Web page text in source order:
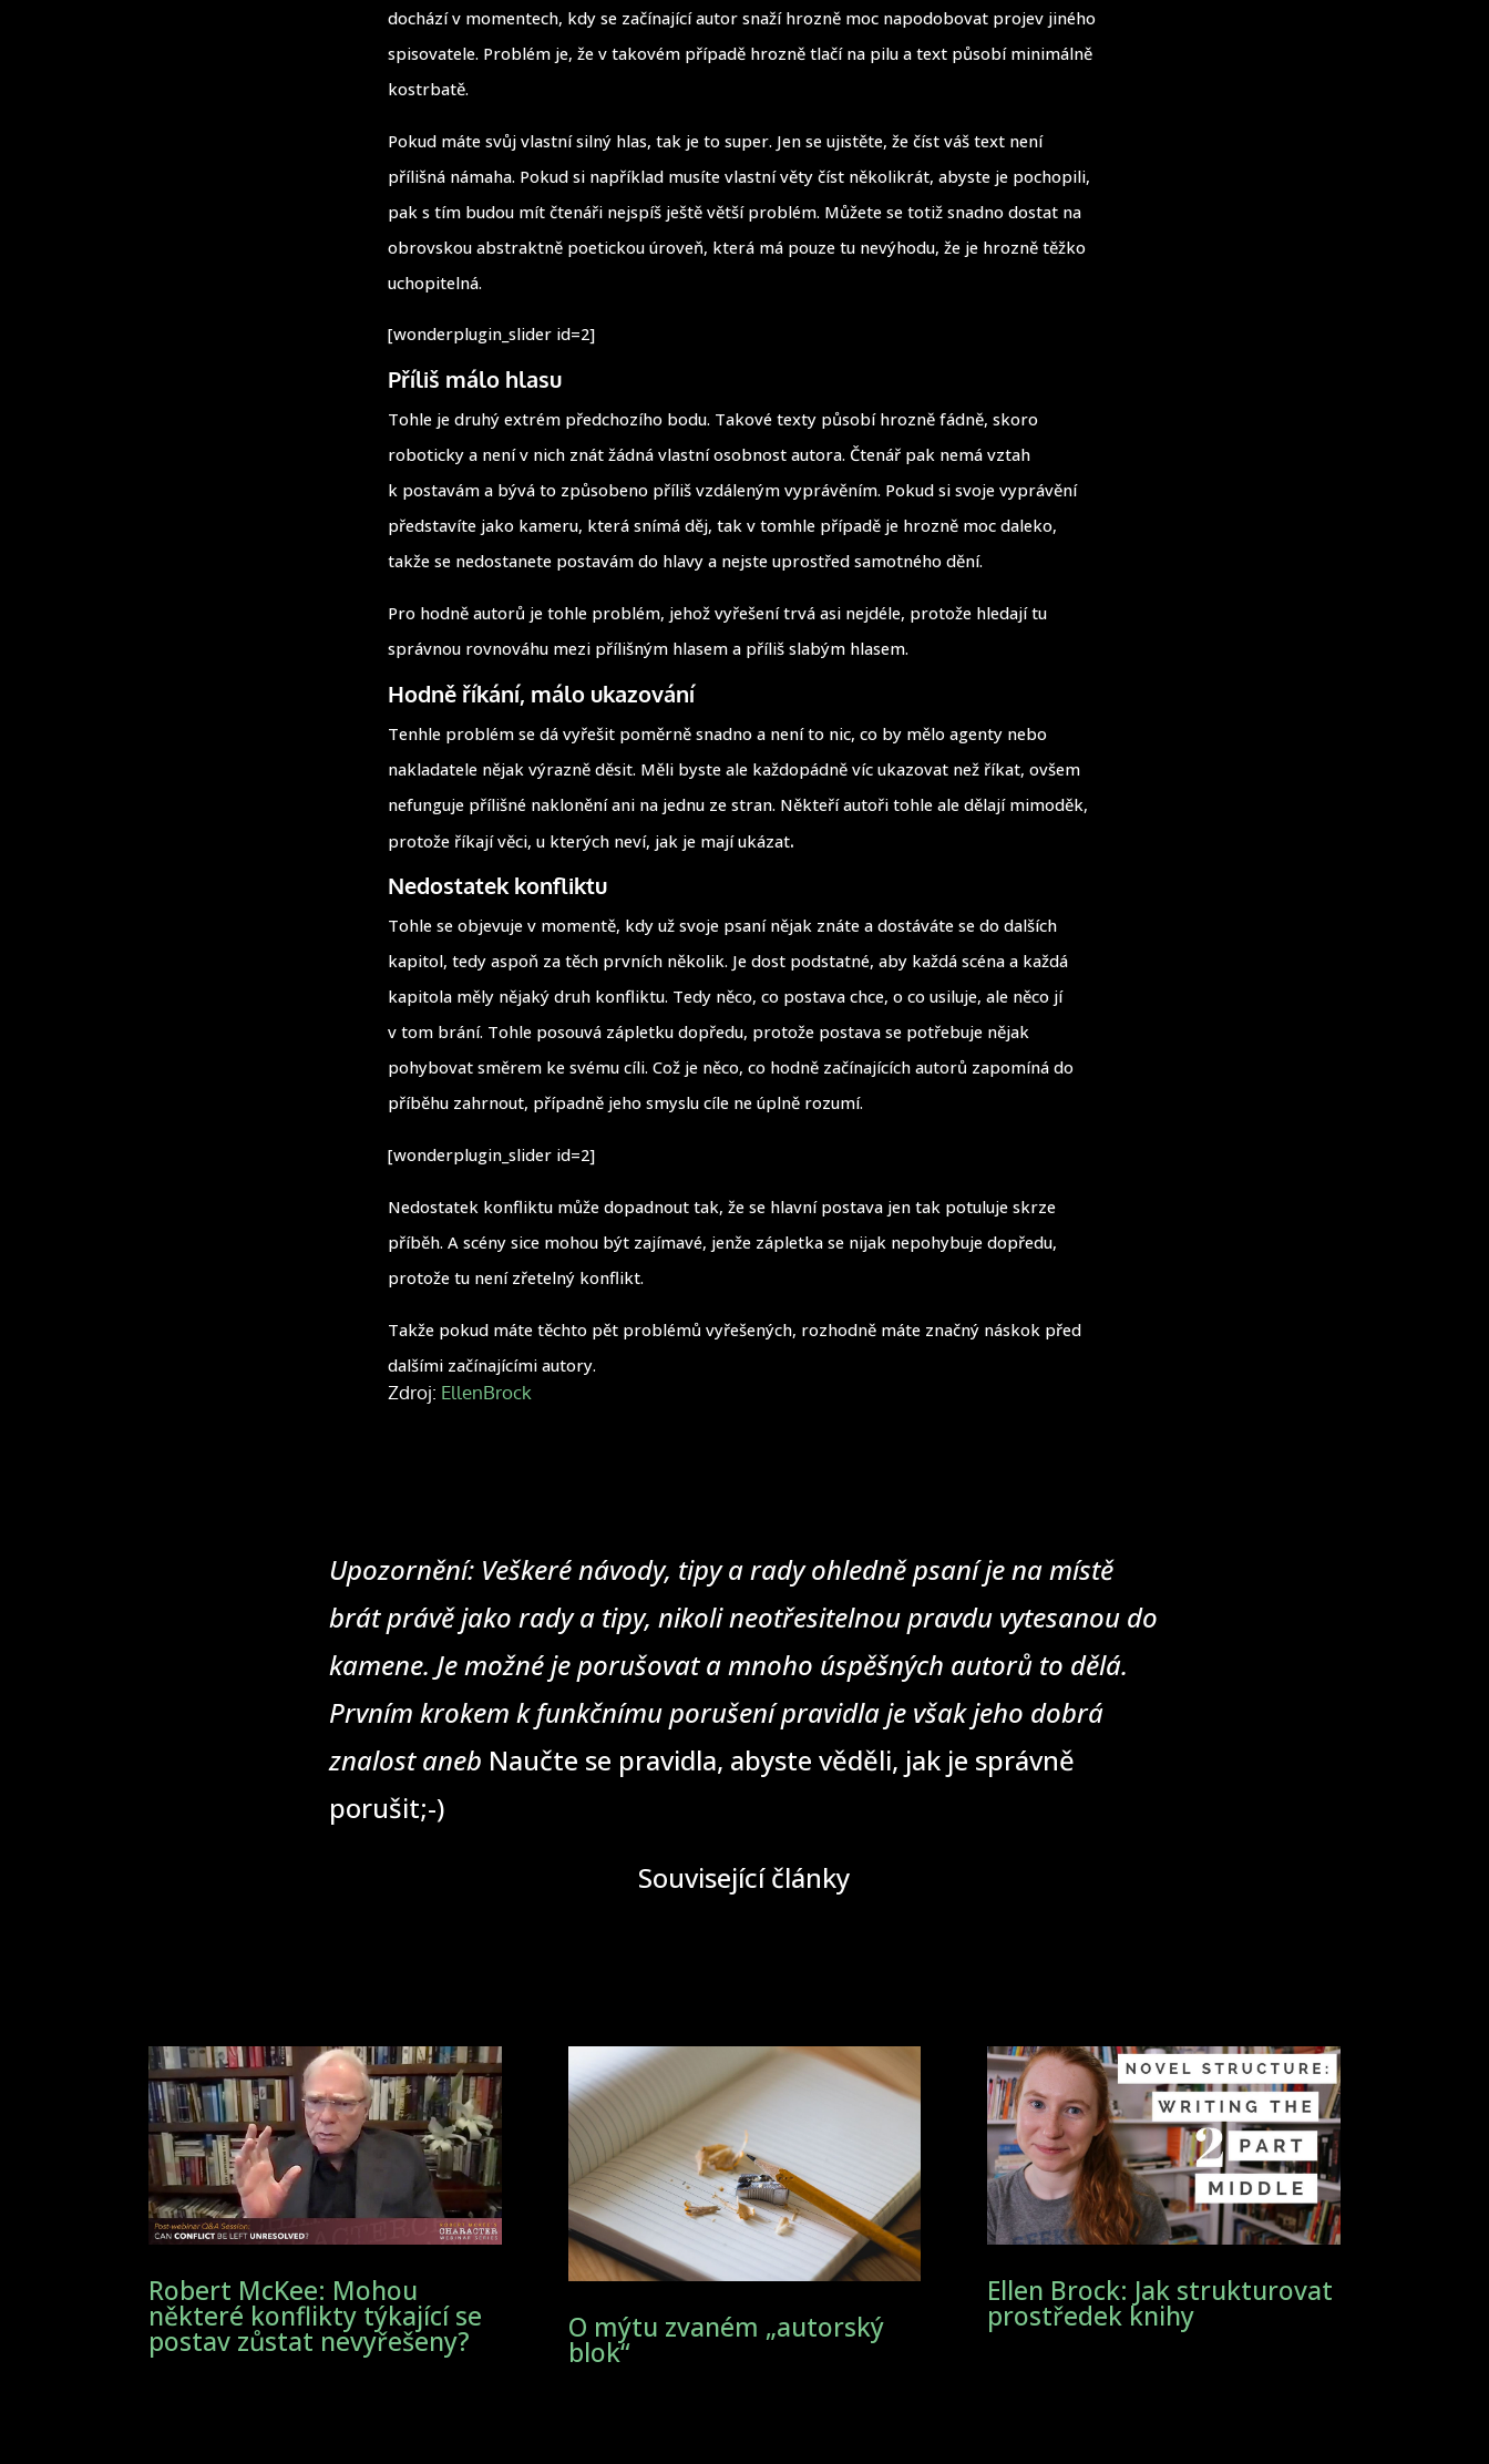
dochází v momentech, kdy se začínající autor snaží hrozně moc napodobovat projev jiného
spisovatele. Problém je, že v takovém případě hrozně tlačí na pilu a text působí minimálně
kostrbatě.
Pokud máte svůj vlastní silný hlas, tak je to super. Jen se ujistěte, že číst váš text není
přílišná námaha. Pokud si například musíte vlastní věty číst několikrát, abyste je pochopili,
pak s tím budou mít čtenáři nejspíš ještě větší problém. Můžete se totiž snadno dostat na
obrovskou abstraktně poetickou úroveň, která má pouze tu nevýhodu, že je hrozně těžko
uchopitelná.
[wonderplugin_slider id=2]
Příliš málo hlasu
Tohle je druhý extrém předchozího bodu. Takové texty působí hrozně fádně, skoro
roboticky a není v nich znát žádná vlastní osobnost autora. Čtenář pak nemá vztah
k postavám a bývá to způsobeno příliš vzdáleným vyprávěním. Pokud si svoje vyprávění
představíte jako kameru, která snímá děj, tak v tomhle případě je hrozně moc daleko,
takže se nedostanete postavám do hlavy a nejste uprostřed samotného dění.
Pro hodně autorů je tohle problém, jehož vyřešení trvá asi nejdéle, protože hledají tu
správnou rovnováhu mezi přílišným hlasem a příliš slabým hlasem.
Hodně říkání, málo ukazování
Tenhle problém se dá vyřešit poměrně snadno a není to nic, co by mělo agenty nebo
nakladatele nějak výrazně děsit. Měli byste ale každopádně víc ukazovat než říkat, ovšem
nefunguje přílišné naklonění ani na jednu ze stran. Někteří autoři tohle ale dělají mimoděk,
protože říkají věci, u kterých neví, jak je mají ukázat.
Nedostatek konfliktu
Tohle se objevuje v momentě, kdy už svoje psaní nějak znáte a dostáváte se do dalších
kapitol, tedy aspoň za těch prvních několik. Je dost podstatné, aby každá scéna a každá
kapitola měly nějaký druh konfliktu. Tedy něco, co postava chce, o co usiluje, ale něco jí
v tom brání. Tohle posouvá zápletku dopředu, protože postava se potřebuje nějak
pohybovat směrem ke svému cíli. Což je něco, co hodně začínajících autorů zapomíná do
příběhu zahrnout, případně jeho smyslu cíle ne úplně rozumí.
[wonderplugin_slider id=2]
Nedostatek konfliktu může dopadnout tak, že se hlavní postava jen tak potuluje skrze
příběh. A scény sice mohou být zajímavé, jenže zápletka se nijak nepohybuje dopředu,
protože tu není zřetelný konflikt.
Takže pokud máte těchto pět problémů vyřešených, rozhodně máte značný náskok před
dalšími začínajícími autory.
Zdroj: EllenBrock
Upozornění: Veškeré návody, tipy a rady ohledně psaní je na místě
brát právě jako rady a tipy, nikoli neotřesitelnou pravdu vytesanou do
kamene. Je možné je porušovat a mnoho úspěšných autorů to dělá.
Prvním krokem k funkčnímu porušení pravidla je však jeho dobrá
znalost aneb Naučte se pravidla, abyste věděli, jak je správně
porušit;-)
Související články
Robert McKee: Mohou
některé konflikty týkající se
postav zůstat nevyřešeny? O mýtu zvaném „autorský
blok“
Ellen Brock: Jak strukturovat
prostředek knihy